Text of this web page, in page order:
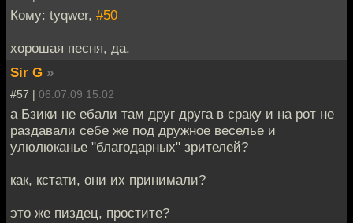
Кому: tyqwer, #50
хорошая песня, да.
Sir G »
#57 | 06.07.09 15:02
а Бзики не ебали там друг друга в сраку и на рот не
раздавали себе же под дружное веселье и
улюлюканье "благодарных" зрителей?
как, кстати, они их принимали?
это же пиздец, простите?